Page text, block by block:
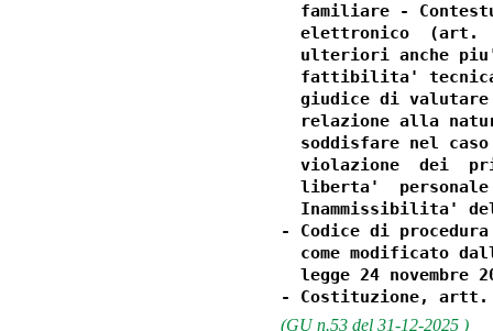
familiare -
elettronico  (art.
ulteriori anche
fattibilita'
giudice di
relazione alla
soddisfare nel
violazione  dei
liberta'
Inammissibilita'
- Codice di
come modificato
legge 24 novembre
(GU n.53 del 31-12-2025 )